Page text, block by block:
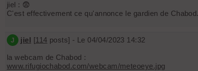
jiel : 😨
C'est effectivement ce qu'annonce le gardien de Chabod.
J jiel [114 posts] - Le 04/04/2023 14:32
la webcam de Chabod :
www.rifugiochabod.com/webcam/meteoeye.jpg